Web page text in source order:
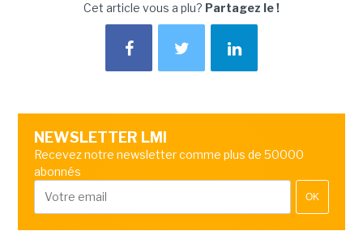
Cet article vous a plu? Partagez le !
NEWSLETTER LMI
Recevez notre newsletter comme plus de 50000
abonnés
OK